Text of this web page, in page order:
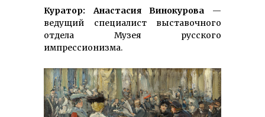
Куратор: Анастасия Винокурова —
ведущий специалист выставочного
отдела Музея русского
импрессионизма.